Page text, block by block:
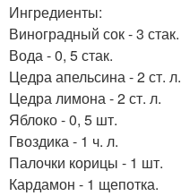
Ингредиенты:
Виноградный сок - 3 стак.
Вода - 0, 5 стак.
Цедра апельсина - 2 ст. л.
Цедра лимона - 2 ст. л.
Яблоко - 0, 5 шт.
Гвоздика - 1 ч. л.
Палочки корицы - 1 шт.
Кардамон - 1 щепотка.